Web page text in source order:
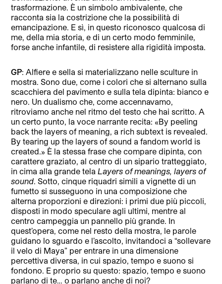
trasformazione. È un simbolo ambivalente, che
racconta sia la costrizione che la possibilità di
emancipazione. E sì, in questo riconosco qualcosa di
me, della mia storia, e di un certo modo femminile,
forse anche infantile, di resistere alla rigidità imposta.
GP: Alfiere e sella si materializzano nelle sculture in
mostra. Sono due, come i colori che si alternano sulla
scacchiera del pavimento e sulla tela dipinta: bianco e
nero. Un dualismo che, come accennavamo,
ritroviamo anche nel ritmo del testo che hai scritto. A
un certo punto, la voce narrante recita: «By peeling
back the layers of meaning, a rich subtext is revealed.
By tearing up the layers of sound a fandom world is
created.» È la stessa frase che compare dipinta, con
carattere graziato, al centro di un sipario tratteggiato,
in cima alla grande telaLayers of meanings, layers of
sound. Sotto, cinque riquadri simili a vignette di un
fumetto si susseguono in una composizione che
alterna proporzioni e direzioni: i primi due più piccoli,
disposti in modo speculare agli ultimi, mentre al
centro campeggia un pannello più grande. In
quest’opera, come nel resto della mostra, le parole
guidano lo sguardo e l’ascolto, invitandoci a “sollevare
il velo di Maya” per entrare in una dimensione
percettiva diversa, in cui spazio, tempo e suono si
fondono. E proprio su questo: spazio, tempo e suono
parlano di te… o parlano anche di noi?